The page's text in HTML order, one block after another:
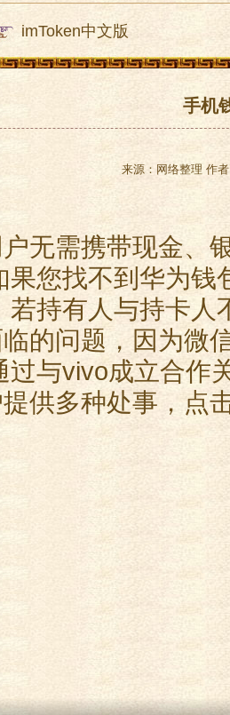
imToken中文版
手机
来源：网络整理 作
无需携带现金、
果您找不到华为钱
若持有人与持卡人
的问题，因为微
过与vivo成立合作
供多种处事，点